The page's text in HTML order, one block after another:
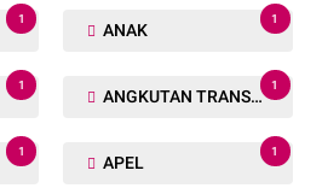
1
ANAK
1
1
ANGKUTAN TRANSPORTASI
1
1
APEL
1